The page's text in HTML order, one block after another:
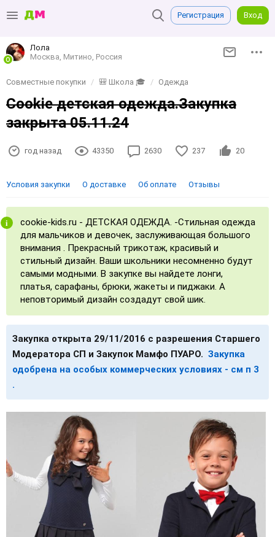
Регистрация Вход
Лола
Москва, Митино, Россия
Совместные покупки 🎒 Школа 🎓 Одежда
Cookie детская одежда.Закупка
закрыта 05.11.24
год назад 43350 2630 237 20
Условия закупки О доставке Об оплате Отзывы
cookie-kids.ru - ДЕТСКАЯ ОДЕЖДА. -Стильная одежда
для мальчиков и девочек, заслуживающая большого
внимания . Прекрасный трикотаж, красивый и
стильный дизайн. Ваши школьники несомненно будут
самыми модными. В закупке вы найдете лонги,
платья, сарафаны, брюки, жакеты и пиджаки. А
неповторимый дизайн создадут свой шик.
Закупка открыта 29/11/2016 с разрешения Старшего
Модератора СП и Закупок Мамфо ПУАРО. Закупка
одобрена на особых коммерческих условиях - см п 3
.